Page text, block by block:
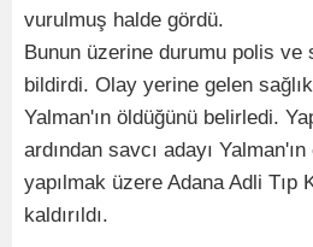
vurulmuş halde gördü.
Bunun üzerine durumu polis ve
bildirdi. Olay yerine gelen
Yalman'ın öldüğünü belirledi.
ardından savcı adayı
yapılmak üzere Adana Adli Tıp
kaldırıldı.